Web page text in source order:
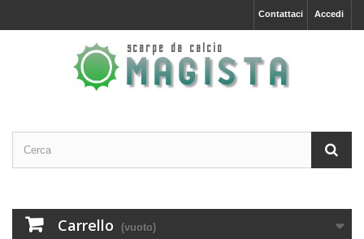
Accedi
Contattaci
Carrello (vuoto)